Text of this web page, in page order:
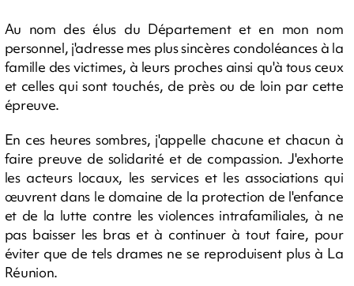
Au nom des élus du Département et en mon nom
personnel, j'adresse mes plus sincères condoléances à la
famille des victimes, à leurs proches ainsi qu'à tous ceux
et celles qui sont touchés, de près ou de loin par cette
épreuve.
En ces heures sombres, j'appelle chacune et chacun à
faire preuve de solidarité et de compassion. J'exhorte
les acteurs locaux, les services et les associations qui
œuvrent dans le domaine de la protection de l'enfance
et de la lutte contre les violences intrafamiliales, à ne
pas baisser les bras et à continuer à tout faire, pour
éviter que de tels drames ne se reproduisent plus à La
Réunion.